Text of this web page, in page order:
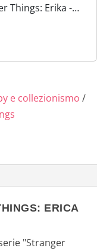
Things: Erika -
- Idea
e collezionismo
ERICA
"Stranger